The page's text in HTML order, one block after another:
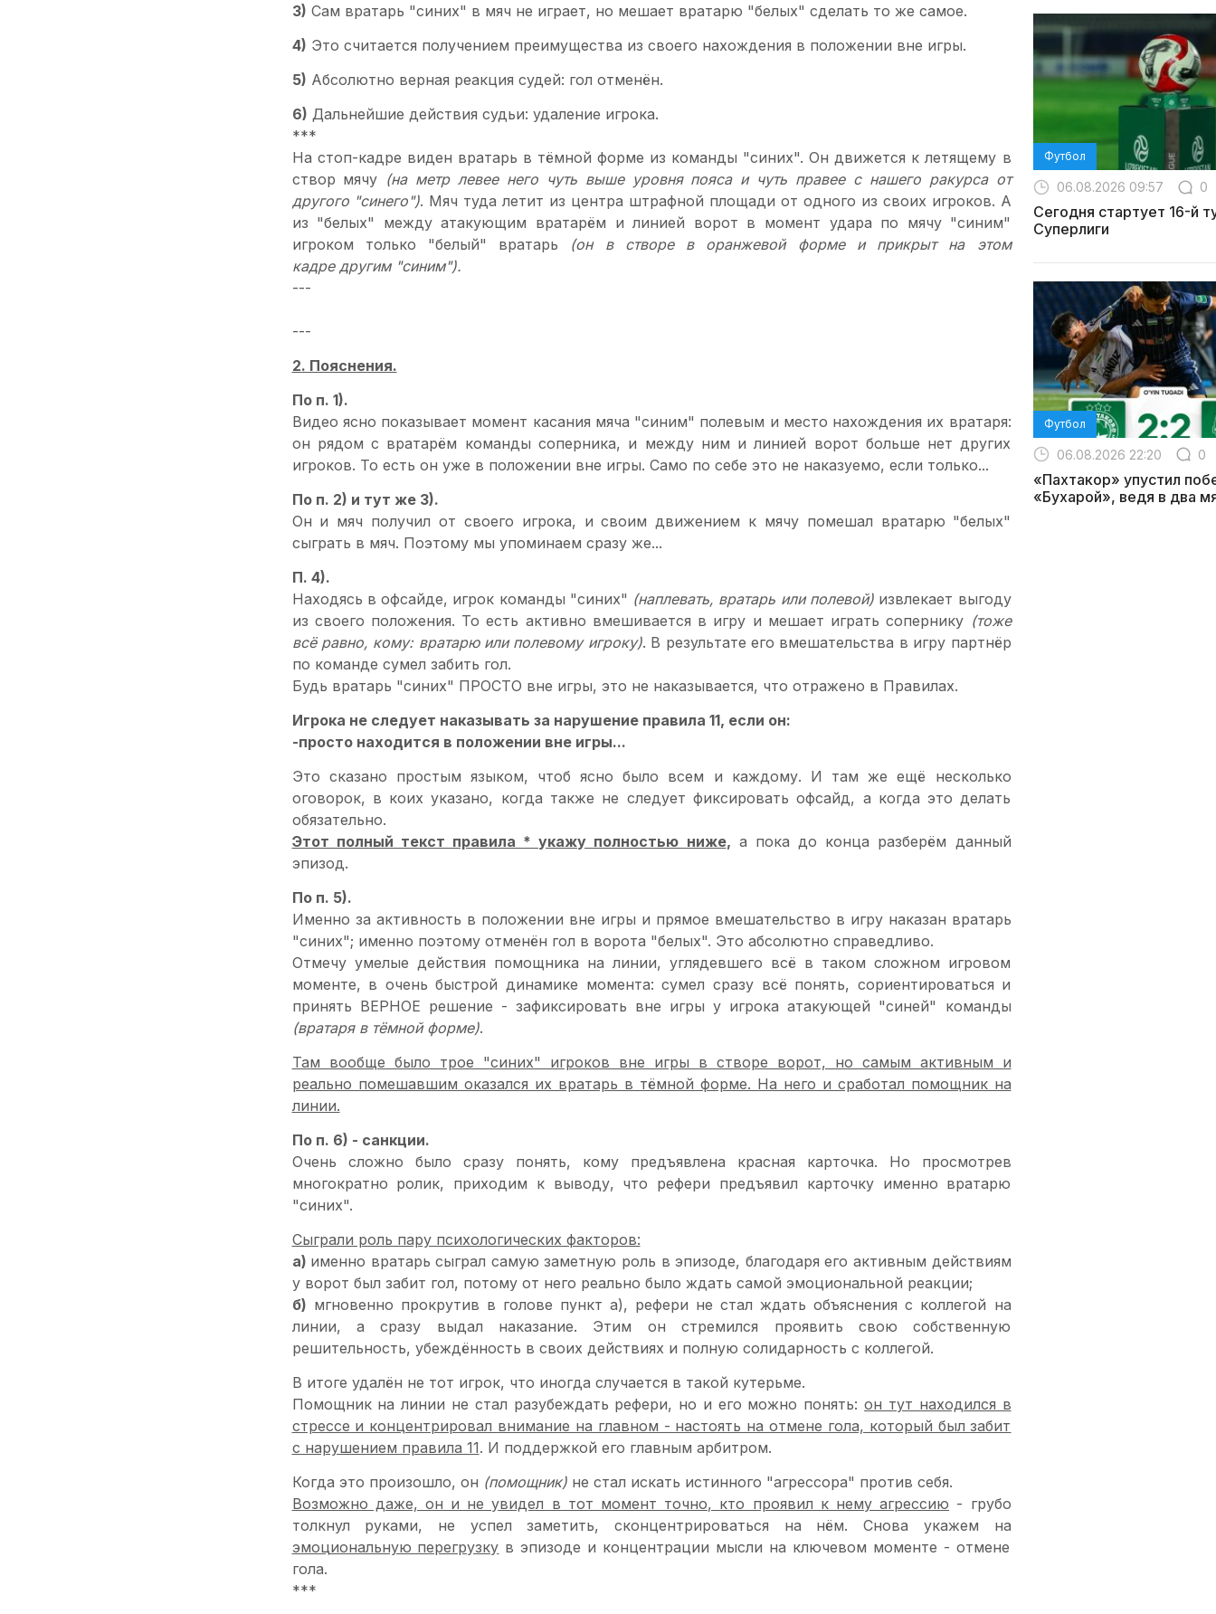
3) Сам вратарь "синих" в мяч не играет, но мешает вратарю "белых" сделать то же самое.
4) Это считается получением преимущества из своего нахождения в положении вне игры.
5) Абсолютно верная реакция судей: гол отменён.
6) Дальнейшие действия судьи: удаление игрока.
***
На стоп-кадре виден вратарь в тёмной форме из команды "синих". Он движется к летящему в
створ мячу (на метр левее него чуть выше уровня пояса и чуть правее с нашего ракурса от
другого "синего"). Мяч туда летит из центра штрафной площади от одного из своих игроков. А
из "белых" между атакующим вратарём и линией ворот в момент удара по мячу "синим"
игроком только "белый" вратарь (он в створе в оранжевой форме и прикрыт на этом
кадре другим "синим").
---
---
2. Пояснения.
По п. 1).
Видео ясно показывает момент касания мяча "синим" полевым и место нахождения их вратаря:
он рядом с вратарём команды соперника, и между ним и линией ворот больше нет других
игроков. То есть он уже в положении вне игры. Само по себе это не наказуемо, если только...
По п. 2) и тут же 3).
Он и мяч получил от своего игрока, и своим движением к мячу помешал вратарю "белых"
сыграть в мяч. Поэтому мы упоминаем сразу же...
П. 4).
Находясь в офсайде, игрок команды "синих" (наплевать, вратарь или полевой)извлекает выгоду
из своего положения. То есть активно вмешивается в игру и мешает играть сопернику (тоже
всё равно, кому: вратарю или полевому игроку). В результате его вмешательства в игру партнёр
по команде сумел забить гол.
Будь вратарь "синих" ПРОСТО вне игры, это не наказывается, что отражено в Правилах.
Игрока не следует наказывать за нарушение правила 11, если он:
-просто находится в положении вне игры...
Это сказано простым языком, чтоб ясно было всем и каждому. И там же ещё несколько
оговорок, в коих указано, когда также не следует фиксировать офсайд, а когда это делать
обязательно.
Этот полный текст правила * укажу полностью ниже, а пока до конца разберём данный
эпизод.
По п. 5).
Именно за активность в положении вне игры и прямое вмешательство в игру наказан вратарь
"синих"; именно поэтому отменён гол в ворота "белых". Это абсолютно справедливо.
Отмечу умелые действия помощника на линии, углядевшего всё в таком сложном игровом
моменте, в очень быстрой динамике момента: сумел сразу всё понять, сориентироваться и
принять ВЕРНОЕ решение - зафиксировать вне игры у игрока атакующей "синей" команды
(вратаря в тёмной форме).
Там вообще было трое "синих" игроков вне игры в створе ворот, но самым активным и
реально помешавшим оказался их вратарь в тёмной форме. На него и сработал помощник на
линии.
По п. 6) - санкции.
Очень сложно было сразу понять, кому предъявлена красная карточка. Но просмотрев
многократно ролик, приходим к выводу, что рефери предъявил карточку именно вратарю
"синих".
Сыграли роль пару психологических факторов:
а) именно вратарь сыграл самую заметную роль в эпизоде, благодаря его активным действиям
у ворот был забит гол, потому от него реально было ждать самой эмоциональной реакции;
б) мгновенно прокрутив в голове пункт а), рефери не стал ждать объяснения с коллегой на
линии, а сразу выдал наказание. Этим он стремился проявить свою собственную
решительность, убеждённость в своих действиях и полную солидарность с коллегой.
В итоге удалён не тот игрок, что иногда случается в такой кутерьме.
Помощник на линии не стал разубеждать рефери, но и его можно понять:он тут находился в
стрессе и концентрировал внимание на главном - настоять на отмене гола, который был забит
с нарушением правила 11. И поддержкой его главным арбитром.
Когда это произошло, он (помощник)не стал искать истинного "агрессора" против себя.
Возможно даже, он и не увидел в тот момент точно, кто проявил к нему агрессию - грубо
толкнул руками, не успел заметить, сконцентрироваться на нём. Снова укажем на
эмоциональную перегрузку в эпизоде и концентрации мысли на ключевом моменте - отмене
гола.
***
Футбол
06.08.2026 09:57 0
Сегодня стартует 16-й
Суперлиги
Футбол
06.08.2026 22:20 0
«Пахтакор» упустил
«Бухарой», ведя в два